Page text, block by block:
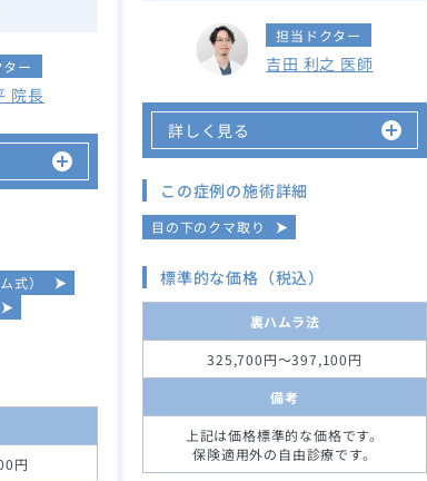
ー
院長
式）
円
担当ドクター
吉田 利之 医師
詳しく見る
この症例の施術詳細
目の下のクマ取り
標準的な価格（税込）
裏ハムラ法
325,700円～397,100円
備考
上記は価格標準的な価格です。
保険適用外の自由診療です。